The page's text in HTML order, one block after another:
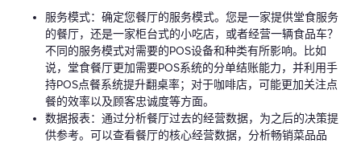
服务模式：确定您餐厅的服务模式。您是一家提供堂食服务
的餐厅，还是一家柜台式的小吃店，或者经营一辆食品车？
不同的服务模式对需要的POS设备和种类有所影响。比如
说，堂食餐厅更加需要POS系统的分单结账能力，并利用手
持POS点餐系统提升翻桌率；对于咖啡店，可能更加关注点
餐的效率以及顾客忠诚度等方面。
数据报表：通过分析餐厅过去的经营数据，为之后的决策提
供参考。可以查看餐厅的核心经营数据，分析畅销菜品品